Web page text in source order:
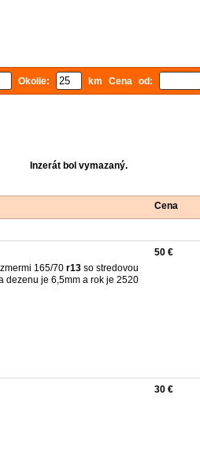
Okolie: km Cena od:
Inzerát bol vymazaný.
Cena
165/70 r13 so stredovou
dezenu je 6,5mm a rok je 2520
50 €
30 €